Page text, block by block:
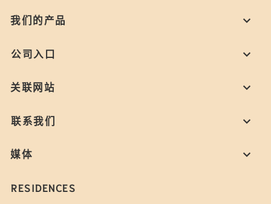
我们的产品
公司入口
关联网站
联系我们
媒体
RESIDENCES